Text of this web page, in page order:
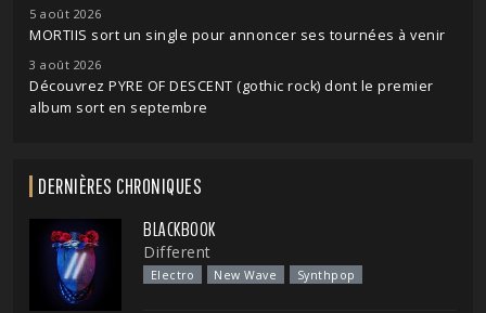
5 août 2026
MORTIIS sort un single pour annoncer ses tournées à venir
3 août 2026
Découvrez PYRE OF DESCENT (gothic rock) dont le premier
album sort en septembre
DERNIÈRES CHRONIQUES
BLACKBOOK
Different
Electro New Wave Synthpop